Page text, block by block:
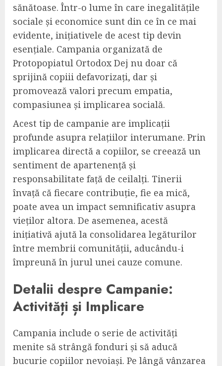
sănătoase. Într-o lume în care inegalitățile
sociale și economice sunt din ce în ce mai
evidente, inițiativele de acest tip devin
esențiale. Campania organizată de
Protopopiatul Ortodox Dej nu doar că
sprijină copiii defavorizați, dar și
promovează valori precum empatia,
compasiunea și implicarea socială.
Acest tip de campanie are implicații
profunde asupra relațiilor interumane. Prin
implicarea directă a copiilor, se creează un
sentiment de apartenență și
responsabilitate față de ceilalți. Tinerii
învață că fiecare contribuție, fie ea mică,
poate avea un impact semnificativ asupra
vieților altora. De asemenea, acestă
inițiativă ajută la consolidarea legăturilor
între membrii comunității, aducându-i
împreună în jurul unei cauze comune.
Detalii despre Campanie:
Activități și Implicare
Campania include o serie de activități
menite să strângă fonduri și să aducă
bucurie copiilor nevoiași. Pe lângă vânzarea